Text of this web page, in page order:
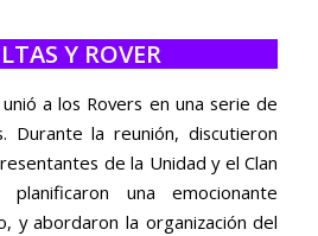
Y ROVER
a los Rovers en una serie de
Durante la reunión, discutieron
de la Unidad y el Clan
una emocionante
y abordaron la organización del